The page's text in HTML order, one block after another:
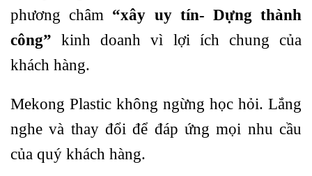
phương châm “xây uy tín- Dựng thành
công” kinh doanh vì lợi ích chung của
khách hàng.
Mekong Plastic không ngừng học hỏi. Lắng
nghe và thay đổi để đáp ứng mọi nhu cầu
của quý khách hàng.